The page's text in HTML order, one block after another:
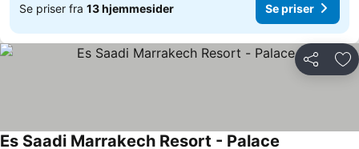
Se priser fra 13 hjemmesider Se priser
Del
Es Saadi Marrakech Resort - Palace